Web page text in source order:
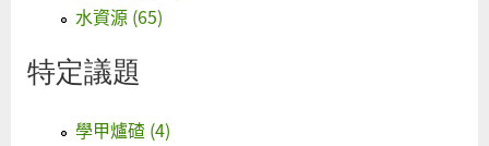
水資源 (65)
特定議題
學甲爐碴 (4)